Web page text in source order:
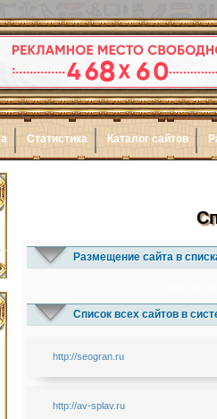
Статистика Каталог сайтов
Размещение сайта в
Список всех сайтов в
http://seogran.ru
http://av-splav.ru